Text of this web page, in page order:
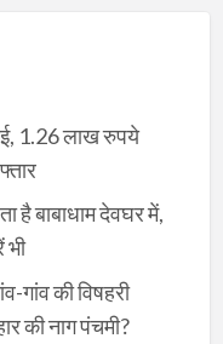
1.26 लाख रुपये
है बाबाधाम देवघर में,
भी
गांव की विषहरी
की नाग पंचमी?